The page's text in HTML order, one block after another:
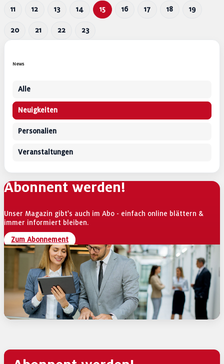
11 12 13 14 15 16 17 18 19
20 21 22 23
News
Alle
Neuigkeiten
Personalien
Veranstaltungen
Abonnent werden!
Unser Magazin gibt's auch im Abo - einfach online blättern &
immer informiert bleiben.
Zum Abonnement